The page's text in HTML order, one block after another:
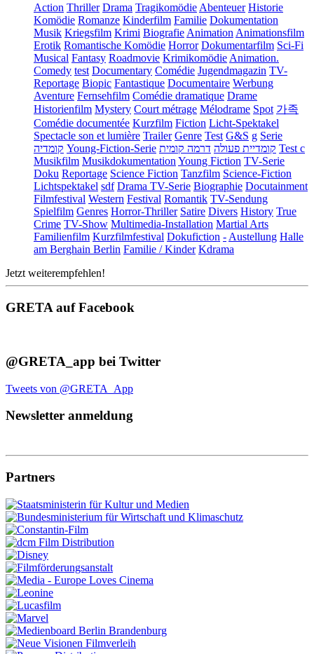
Action Thriller Drama Tragikomödie Abenteuer Historie
Komödie Romanze Kinderfilm Familie Dokumentation
Musik Kriegsfilm Krimi Biografie Animation Animationsfilm
Erotik Romantische Komödie Horror Dokumentarfilm Sci-Fi
Musical Fantasy Roadmovie Krimikomödie Animation.
Comedy test Documentary Comédie Jugendmagazin TV-
Reportage Biopic Fantastique Documentaire Werbung
Aventure Fernsehfilm Comédie dramatique Drame
Historienfilm Mystery Court métrage Mélodrame Spot 가족
Comédie documentée Kurzfilm Fiction Licht-Spektakel
Spectacle son et lumière Trailer Genre Test G&S g Serie
קומדיה Young-Fiction-Serie קומדיית פעולה דרמה קומית
Test c
Musikfilm Musikdokumentation Young Fiction TV-Serie
Doku Reportage Science Fiction Tanzfilm Science-Fiction
Lichtspektakel sdf Drama TV-Serie Biographie Docutainment
Filmfestival Western Festival Romantik TV-Sendung
Spielfilm Genres Horror-Thriller Satire Divers History True
Crime TV-Show Multimedia-Installation Martial Arts
Familienfilm Kurzfilmfestival Dokufiction - Austellung Halle
am Berghain Berlin Familie / Kinder Kdrama
Jetzt weiterempfehlen!
GRETA auf Facebook
@GRETA_app bei Twitter
Tweets von @GRETA_App
Newsletter anmeldung
Partners